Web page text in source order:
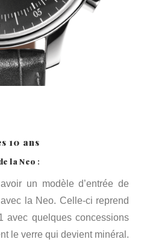
10 ans
la Neo :
un modèle d’entrée de
la Neo. Celle-ci reprend
avec quelques concessions
le verre qui devient minéral.